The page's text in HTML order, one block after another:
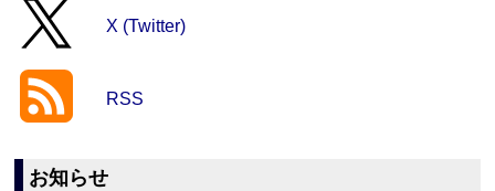
X (Twitter)
RSS
お知らせ